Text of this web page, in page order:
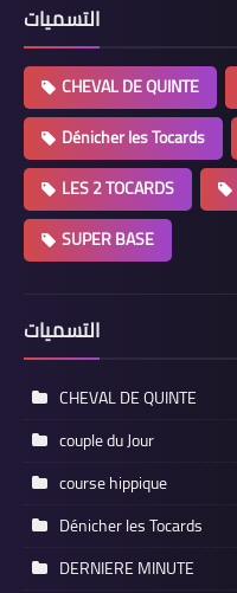
التسميات
CHEVAL DE QUINTE
Dénicher les Tocards
LES 2 TOCARDS
SUPER BASE
التسميات
CHEVAL DE QUINTE
couple du Jour
course hippique
Dénicher les Tocards
DERNIERE MINUTE